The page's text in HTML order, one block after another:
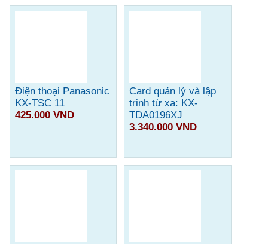
Điện thoại Panasonic
KX-TSC 11
425.000 VND
Card quản lý và lập
trinh từ xa: KX-
TDA0196XJ
3.340.000 VND